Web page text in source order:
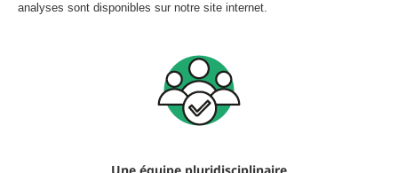
analyses sont disponibles sur notre site internet.